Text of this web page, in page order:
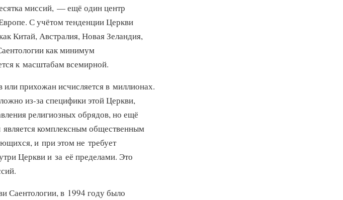
миссий, — ещё один центр
С учётом тенденции Церкви
Китай, Австралия, Новая Зеландия,
как минимум
к масштабам всемирной.
прихожан исчисляется в миллионах.
из-заспецифики этой Церкви,
религиозных обрядов, но ещё
является комплексным общественным
и при этом не требует
Церкви и за её пределами. Это
Саентологии, в 1994 году было